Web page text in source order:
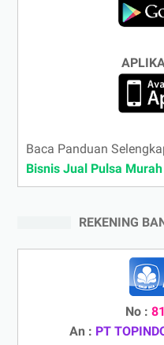
Baca Panduan
Bisnis Jual Pulsa Murah
REKENING
No :
An : PT